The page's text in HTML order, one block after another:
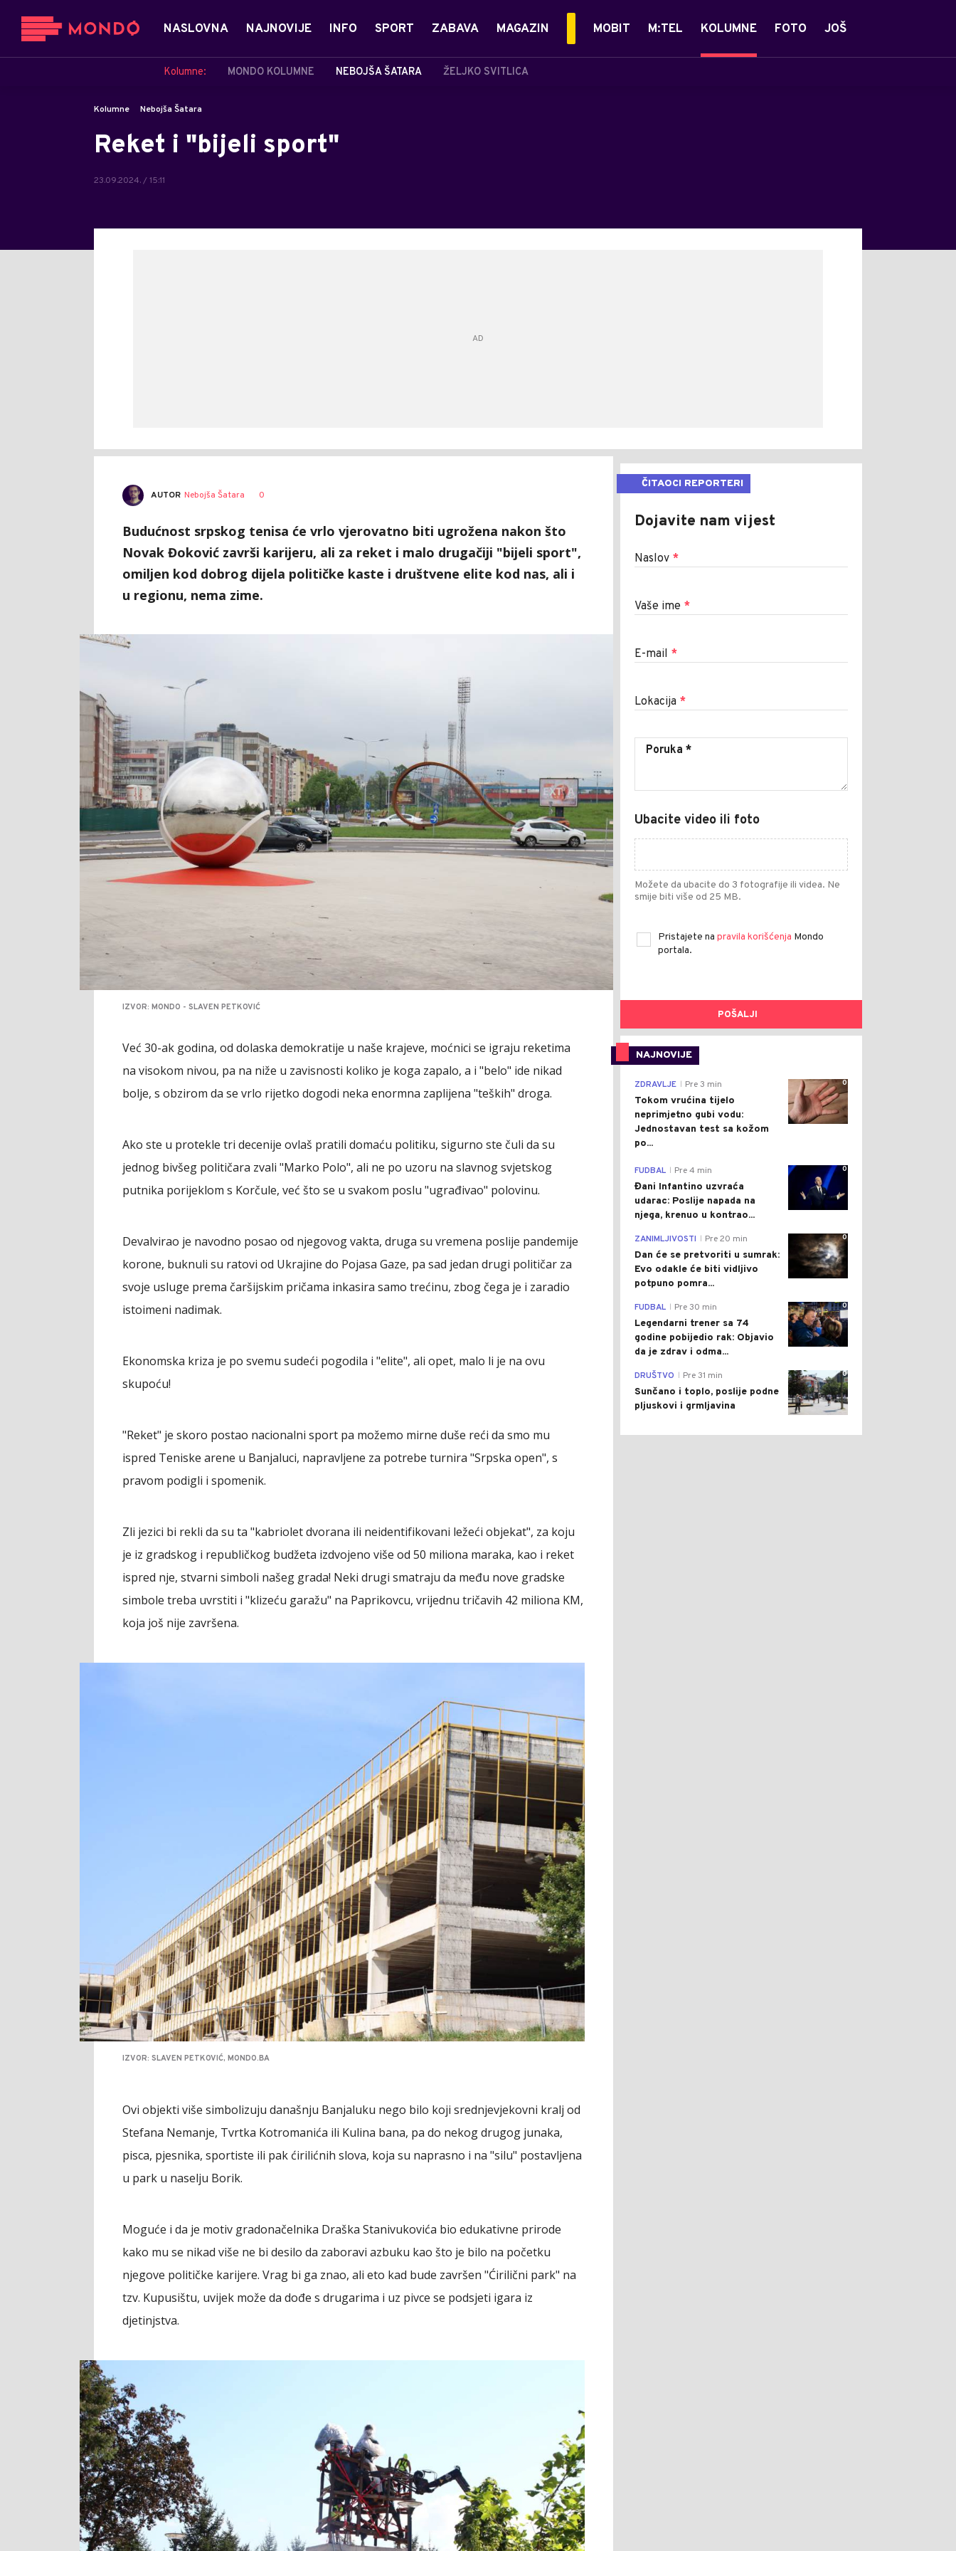
NASLOVNA NAJNOVIJE INFO SPORT ZABAVA MAGAZIN MOBIT M:TEL KOLUMNE
Kolumne: MONDO KOLUMNE NEBOJŠA ŠATARA ŽELJKO SVITLICA
FOTO JOŠ
Kolumne Nebojša Šatara
Reket i "bijeli sport"
23.09.2024. / 15:11
AUTOR Nebojša Šatara 0
Budućnost srpskog tenisa će vrlo vjerovatno biti ugrožena nakon što
Novak Đoković završi karijeru, ali za reket i malo drugačiji "bijeli sport",
omiljen kod dobrog dijela političke kaste i društvene elite kod nas, ali i
u regionu, nema zime.
IZVOR: MONDO - SLAVEN PETKOVIĆ
Već 30-ak godina, od dolaska demokratije u naše krajeve, moćnici se igraju reketima
na visokom nivou, pa na niže u zavisnosti koliko je koga zapalo, a i "belo" ide nikad
bolje, s obzirom da se vrlo rijetko dogodi neka enormna zaplijena "teških" droga.
Ako ste u protekle tri decenije ovlaš pratili domaću politiku, sigurno ste čuli da su
jednog bivšeg političara zvali "Marko Polo", ali ne po uzoru na slavnog svjetskog
putnika porijeklom s Korčule, već što se u svakom poslu "ugrađivao" polovinu.
Devalvirao je navodno posao od njegovog vakta, druga su vremena poslije pandemije
korone, buknuli su ratovi od Ukrajine do Pojasa Gaze, pa sad jedan drugi političar za
svoje usluge prema čaršijskim pričama inkasira samo trećinu, zbog čega je i zaradio
istoimeni nadimak.
Ekonomska kriza je po svemu sudeći pogodila i "elite", ali opet, malo li je na ovu
skupoću!
"Reket" je skoro postao nacionalni sport pa možemo mirne duše reći da smo mu
ispred Teniske arene u Banjaluci, napravljene za potrebe turnira "Srpska open", s
pravom podigli i spomenik.
Zli jezici bi rekli da su ta "kabriolet dvorana ili neidentifikovani ležeći objekat", za koju
je iz gradskog i republičkog budžeta izdvojeno više od 50 miliona maraka, kao i reket
ispred nje, stvarni simboli našeg grada! Neki drugi smatraju da među nove gradske
simbole treba uvrstiti i "klizeću garažu" na Paprikovcu, vrijednu tričavih 42 miliona KM,
koja još nije završena.
IZVOR: SLAVEN PETKOVIĆ, MONDO.BA
Ovi objekti više simbolizuju današnju Banjaluku nego bilo koji srednjevjekovni kralj od
Stefana Nemanje, Tvrtka Kotromanića ili Kulina bana, pa do nekog drugog junaka,
pisca, pjesnika, sportiste ili pak ćirilićnih slova, koja su naprasno i na "silu" postavljena
u park u naselju Borik.
Moguće i da je motiv gradonačelnika Draška Stanivukovića bio edukativne prirode
kako mu se nikad više ne bi desilo da zaboravi azbuku kao što je bilo na početku
njegove političke karijere. Vrag bi ga znao, ali eto kad bude završen "Ćirilični park" na
tzv. Kupusištu, uvijek može da dođe s drugarima i uz pivce se podsjeti igara iz
djetinjstva.
ČITAOCI REPORTERI
Dojavite nam vijest
Naslov *
Vaše ime *
E-mail *
Lokacija *
Ubacite video ili foto
Možete da ubacite do 3 fotografije ili videa. Ne
smije biti više od 25 MB.
Pristajete na pravila korišćenja Mondo
portala.
POŠALJI
NAJNOVIJE
0
ZDRAVLJE Pre 3 min
Tokom vrućina tijelo
neprimjetno gubi vodu:
Jednostavan test sa kožom
po...
0
FUDBAL Pre 4 min
Đani Infantino uzvraća
udarac: Poslije napada na
njega, krenuo u kontrao...
0
ZANIMLJIVOSTI Pre 20 min
Dan će se pretvoriti u sumrak:
Evo odakle će biti vidljivo
potpuno pomra...
0
FUDBAL Pre 30 min
Legendarni trener sa 74
godine pobijedio rak: Objavio
da je zdrav i odma...
0
DRUŠTVO Pre 31 min
Sunčano i toplo, poslije podne
pljuskovi i grmljavina